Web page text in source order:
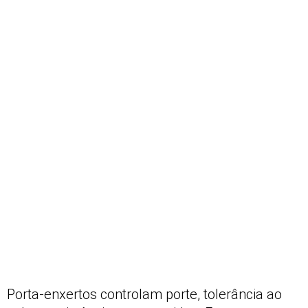
Porta-enxertos controlam porte, tolerância ao